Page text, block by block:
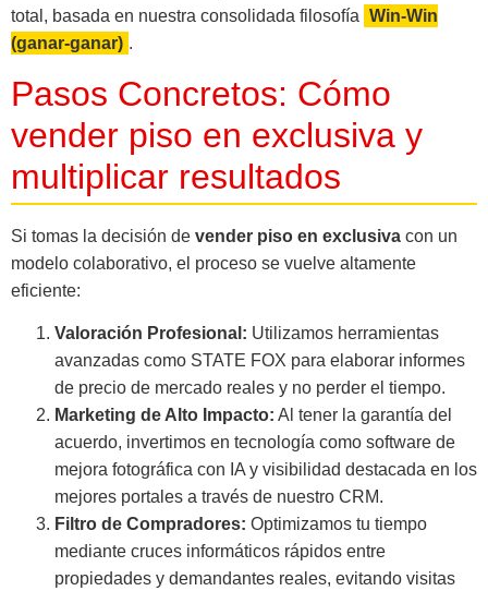
total, basada en nuestra consolidada filosofía Win-Win
(ganar-ganar) .
Pasos Concretos: Cómo
vender piso en exclusiva y
multiplicar resultados
Si tomas la decisión de vender piso en exclusiva con un
modelo colaborativo, el proceso se vuelve altamente
eficiente:
Valoración Profesional: Utilizamos herramientas
avanzadas como STATE FOX para elaborar informes
de precio de mercado reales y no perder el tiempo.
Marketing de Alto Impacto: Al tener la garantía del
acuerdo, invertimos en tecnología como software de
mejora fotográfica con IA y visibilidad destacada en los
mejores portales a través de nuestro CRM.
Filtro de Compradores: Optimizamos tu tiempo
mediante cruces informáticos rápidos entre
propiedades y demandantes reales, evitando visitas